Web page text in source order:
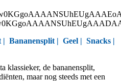
| Bananensplit| Geel Snacks
klassieker, de bananensplit,
maar nog steeds met een